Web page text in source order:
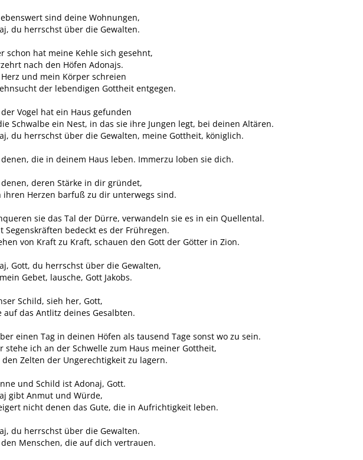
sind deine Wohnungen,
du herrschst über die Gewalten.
schon hat meine Kehle sich gesehnt,
nach den Höfen Adonajs.
und mein Körper schreien
der lebendigen Gottheit entgegen.
Vogel hat ein Haus gefunden
Schwalbe ein Nest, in das sie ihre Jungen legt, bei deinen Altären.
du herrschst über die Gewalten, meine Gottheit, königlich.
die in deinem Haus leben. Immerzu loben sie dich.
deren Stärke in dir gründet,
ihren Herzen barfuß zu dir unterwegs sind.
sie das Tal der Dürre, verwandeln sie es in ein Quellental.
Segenskräften bedeckt es der Frühregen.
von Kraft zu Kraft, schauen den Gott der Götter in Zion.
Gott, du herrschst über die Gewalten,
Gebet, lausche, Gott Jakobs.
Schild, sieh her, Gott,
auf das Antlitz deines Gesalbten.
einen Tag in deinen Höfen als tausend Tage sonst wo zu sein.
stehe ich an der Schwelle zum Haus meiner Gottheit,
den Zelten der Ungerechtigkeit zu lagern.
und Schild ist Adonaj, Gott.
gibt Anmut und Würde,
nicht denen das Gute, die in Aufrichtigkeit leben.
du herrschst über die Gewalten.
Menschen, die auf dich vertrauen.